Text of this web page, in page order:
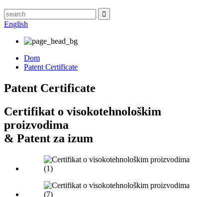
English
Dom
Patent Certificate
Patent Certificate
Certifikat o visokotehnološkim
proizvodima
& Patent za izum